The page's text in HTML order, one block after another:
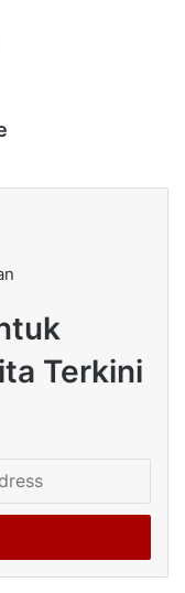
Terkini